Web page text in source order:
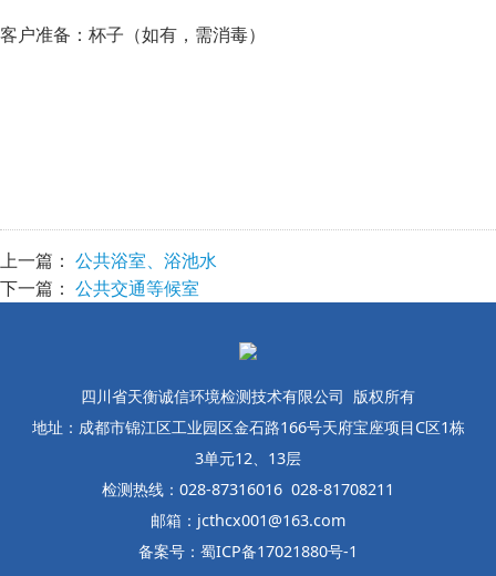
客户准备：杯子（如有，需消毒）
上一篇： 公共浴室、浴池水
下一篇： 公共交通等候室
四川省天衡诚信环境检测技术有限公司 版权所有
地址：成都市锦江区工业园区金石路166号天府宝座项目C区1栋
3单元12、13层
检测热线：028-87316016 028-81708211
邮箱：jcthcx001@163.com
备案号：蜀ICP备17021880号-1